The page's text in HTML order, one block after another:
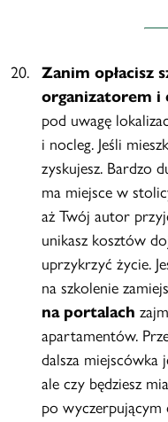
Zanim opłacisz
organizatorem i
pod uwagę
i nocleg. Jeśli
zyskujesz. Bardzo
ma miejsce w
aż Twój autor
unikasz kosztów
uprzykrzyć życie.
na szkolenie
na portalach
apartamentów.
dalsza miejscówka
ale czy będziesz
po